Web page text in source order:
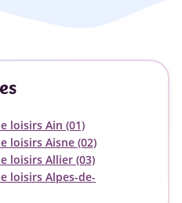
loisirs Ain (01)
loisirs Aisne (02)
loisirs Allier (03)
loisirs Alpes-de-